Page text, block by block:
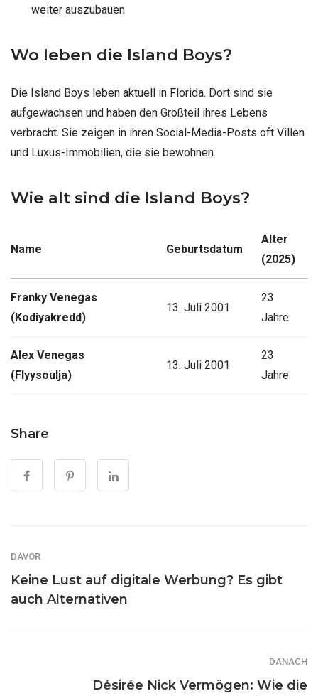
weiter auszubauen
Wo leben die Island Boys?
Die Island Boys leben aktuell in Florida. Dort sind sie
aufgewachsen und haben den Großteil ihres Lebens
verbracht. Sie zeigen in ihren Social-Media-Posts oft Villen
und Luxus-Immobilien, die sie bewohnen.
Wie alt sind die Island Boys?
Name Geburtsdatum
Alter
(2025)
Franky Venegas
(Kodiyakredd)
13. Juli 2001
23
Jahre
Alex Venegas
(Flyysoulja)
13. Juli 2001
23
Jahre
Share
DAVOR
Keine Lust auf digitale Werbung? Es gibt
auch Alternativen
DANACH
Désirée Nick Vermögen: Wie die